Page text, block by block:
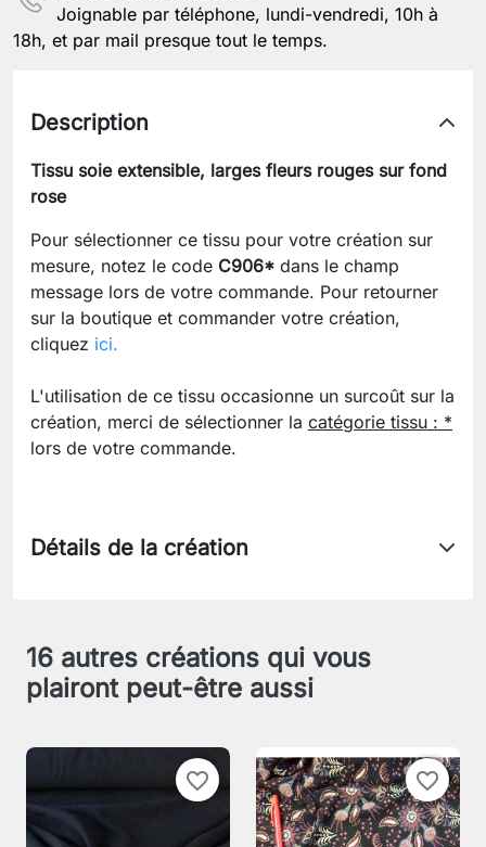
Joignable par téléphone, lundi-vendredi, 10h à
18h, et par mail presque tout le temps.
Description
Tissu soie extensible, larges fleurs rouges sur fond
rose
Pour sélectionner ce tissu pour votre création sur
mesure, notez le code C906* dans le champ
message lors de votre commande. Pour retourner
sur la boutique et commander votre création,
cliquez ici.
L'utilisation de ce tissu occasionne un surcoût sur la
création, merci de sélectionner la catégorie tissu : *
lors de votre commande.
Détails de la création
16 autres créations qui vous
plairont peut-être aussi
favorite_border favorite_border